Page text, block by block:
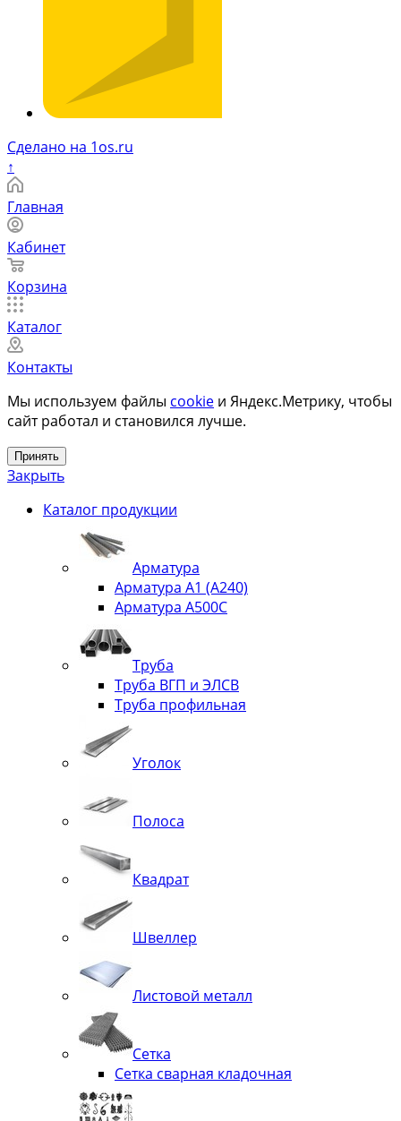
Сделано на 1os.ru
↑
Главная
Кабинет
Корзина
Каталог
Контакты
Мы используем файлы cookie и Яндекс.Метрику, чтобы
сайт работал и становился лучше.
Принять
Закрыть
Каталог продукции
Арматура
Арматура А1 (А240)
Арматура А500С
Труба
Труба ВГП и ЭЛСВ
Труба профильная
Уголок
Полоса
Квадрат
Швеллер
Листовой металл
Сетка
Сетка сварная кладочная